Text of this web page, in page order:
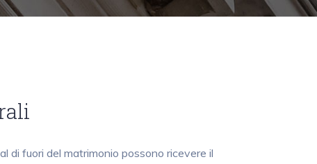
di fuori del matrimonio possono ricevere il